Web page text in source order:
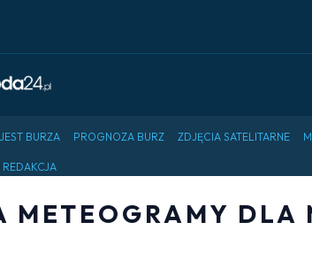
BURZA PROGNOZA BURZ ZDJĘCIA SATELITARNE
REDAKCJA
METEOGRAMY DLA